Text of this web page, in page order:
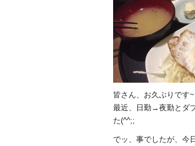
皆さん、お久ぶりです~
最近、日勤→夜勤とダ
た(^^;;
でッ、事でしたが、今